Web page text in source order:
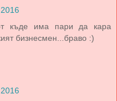
къде има пари да кара
бизнесмен...браво :)